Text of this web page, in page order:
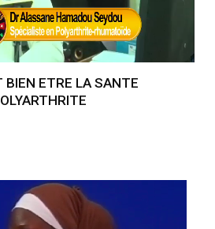
BIEN ETRE LA SANTE